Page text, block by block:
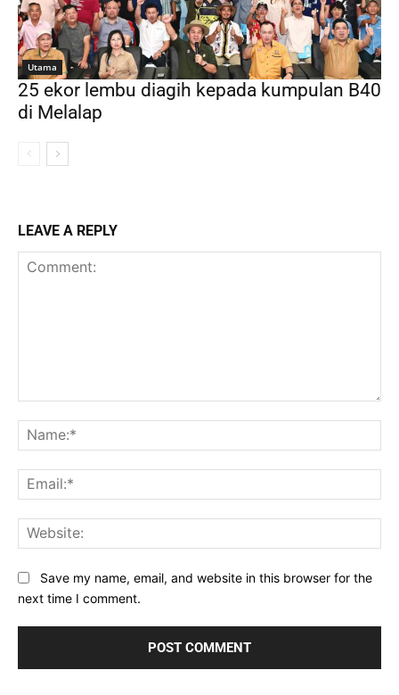
Utama
25 ekor lembu diagih kepada kumpulan B40
di Melalap
LEAVE A REPLY
Save my name, email, and website in this browser for the
next time I comment.